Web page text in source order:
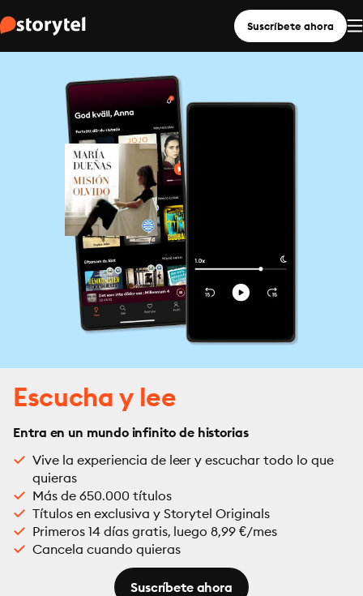
Suscríbete ahora
Escucha y lee
Entra en un mundo infinito de historias
Vive la experiencia de leer y escuchar todo lo que
quieras
Más de 650.000 títulos
Títulos en exclusiva y Storytel Originals
Primeros 14 días gratis, luego 8,99 €/mes
Cancela cuando quieras
Suscríbete ahora